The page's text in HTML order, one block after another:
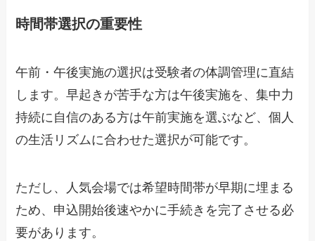
時間帯選択の重要性
午前・午後実施の選択は受験者の体調管理に直結
します。早起きが苦手な方は午後実施を、集中力
持続に自信のある方は午前実施を選ぶなど、個人
の生活リズムに合わせた選択が可能です。
ただし、人気会場では希望時間帯が早期に埋まる
ため、申込開始後速やかに手続きを完了させる必
要があります。